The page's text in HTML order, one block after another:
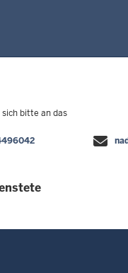
bitte an das